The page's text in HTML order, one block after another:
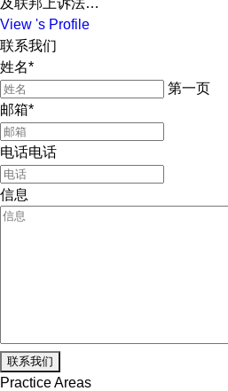
及联邦上诉法…
View 's Profile
联系我们
姓名*
第一页
邮箱*
电话电话
信息
联系我们
Practice Areas